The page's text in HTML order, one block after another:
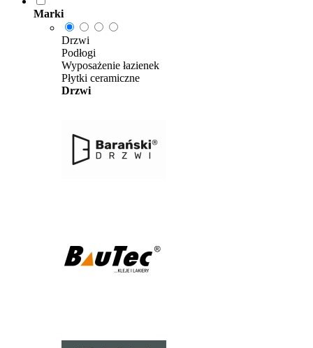
Marki
Drzwi
Podłogi
Wyposażenie łazienek
Płytki ceramiczne
Drzwi